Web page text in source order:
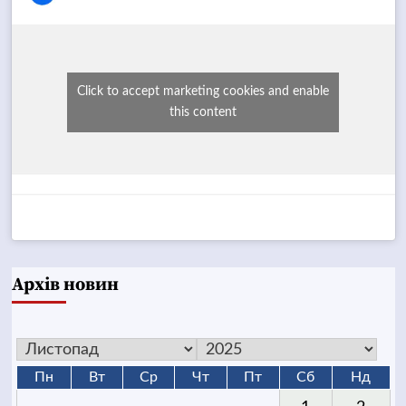
Click to accept marketing cookies and enable
this content
Архів новин
Пн Вт Ср Чт Пт Сб Нд